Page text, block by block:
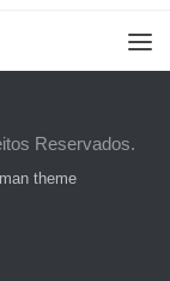
Reservados.
theme